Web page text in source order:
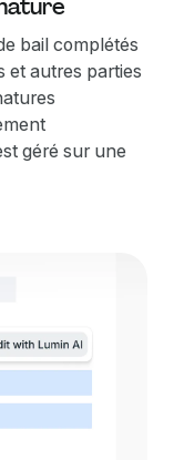
bail complétés
et autres parties
géré sur une